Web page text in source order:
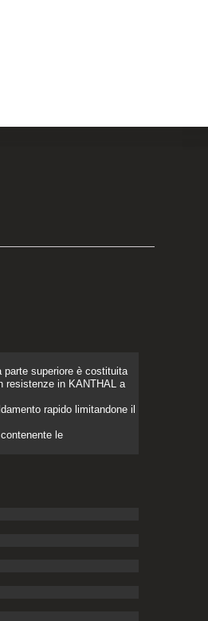
parte superiore è costituita
resistenze in KANTHAL a
rapido limitandone il
le